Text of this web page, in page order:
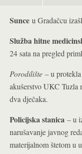
Sunce u Gradačcu
Služba hitne
24 sata na pregled
Porodilište – u
akušerstvo UKC Tuzla
dva dječaka.
Policijska stanica – u
narušavanje javnog
materijalnom štetom u